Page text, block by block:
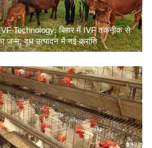
Technology: बिहार में IVF तकनीक से
जन्म, दूध उत्पादन में नई क्रांति